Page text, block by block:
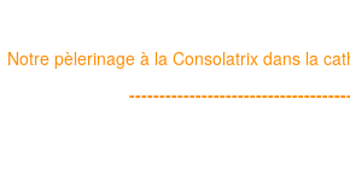
Notre pèlerinage à la Consolatrix dans la